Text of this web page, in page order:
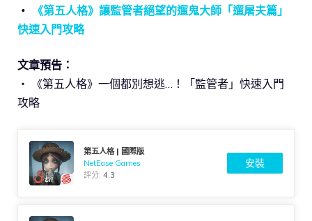
‧
《第五人格》讓監管者絕望的遛鬼大師「遛屠夫篇」
快速入門攻略
文章預告：
‧ 《第五人格》一個都別想逃…！「監管者」快速入門
攻略
第五人格 | 國際版
NetEase Games
評分:4.3
安裝